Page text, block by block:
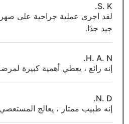
S. K.
لقد اجرى عملية جراحية على
جيد جدًا.
H. A. N.
إنه رائع ، يعطي أهمية كبيرة
N. D.
إنه طبيب ممتاز ، يعالج